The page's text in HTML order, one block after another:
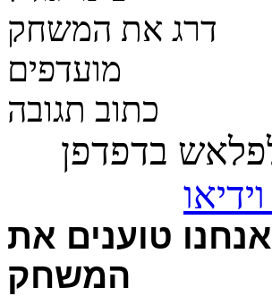
דרג את המשחק
מועדפים
כתוב תגובה
בדפדפן
טוענים את
המשחק